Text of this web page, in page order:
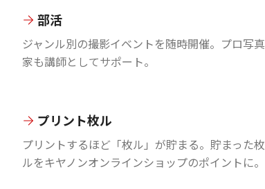
部活
ジャンル別の撮影イベントを随時開催。プロ写真
家も講師としてサポート。
プリント枚ル
プリントするほど「枚ル」が貯まる。貯まった枚
ルをキヤノンオンラインショップのポイントに。